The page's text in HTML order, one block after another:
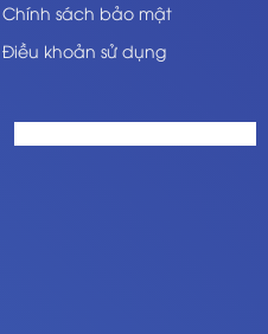
Chính sách bảo mật
Điều khoản sử dụng